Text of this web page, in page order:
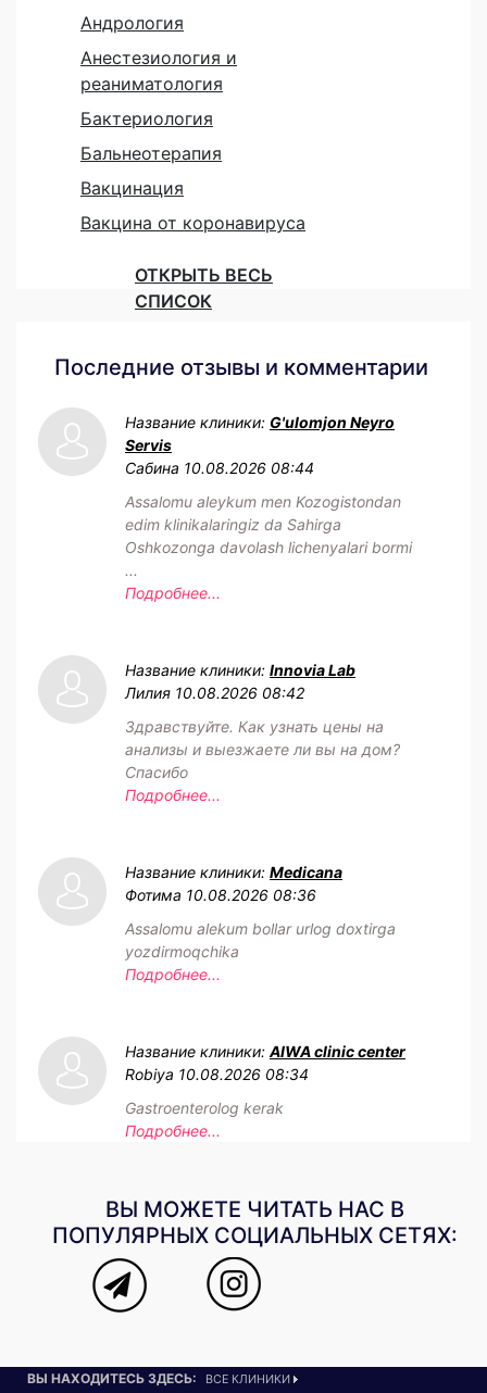
Андрология
Анестезиология и
реаниматология
Бактериология
Бальнеотерапия
Вакцинация
Вакцина от коронавируса
ОТКРЫТЬ ВЕСЬ
СПИСОК
Последние отзывы и комментарии
Название клиники: G'ulomjon Neyro
Servis
Сабина 10.08.2026 08:44
Assalomu aleykum men Kozogistondan
edim klinikalaringiz da Sahirga
Oshkozonga davolash lichenyalari bormi
...
Подробнее...
Название клиники: Innovia Lab
Лилия 10.08.2026 08:42
Здравствуйте. Как узнать цены на
анализы и выезжаете ли вы на дом?
Спасибо
Подробнее...
Название клиники: Medicana
Фотима 10.08.2026 08:36
Assalomu alekum bollar urlog doxtirga
yozdirmoqchika
Подробнее...
Название клиники: AIWA clinic center
Robiya 10.08.2026 08:34
Gastroenterolog kerak
Подробнее...
ВЫ МОЖЕТЕ ЧИТАТЬ НАС В
ПОПУЛЯРНЫХ СОЦИАЛЬНЫХ СЕТЯХ:
ВЫ НАХОДИТЕСЬ ЗДЕСЬ:
ВСЕ КЛИНИКИ